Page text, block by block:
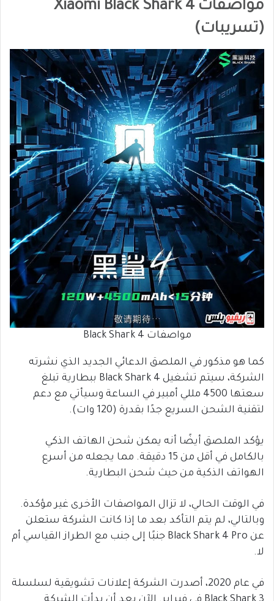
مواصفات Xiaomi Black Shark 4
(تسريبات)
مواصفات Black Shark 4
كما هو مذكور في الملصق الدعائي الجديد الذي نشرته
الشركة، سيتم تشغيل Black Shark 4 ببطارية تبلغ
سعتها 4500 مللي أمبير في الساعة وسيأتي مع دعم
لتقنية الشحن السريع جدًا بقدرة (120 وات).
يؤكد الملصق أيضًا أنه يمكن شحن الهاتف الذكي
بالكامل في أقل من 15 دقيقة. مما يجعله من أسرع
الهواتف الذكية من حيث شحن البطارية.
في الوقت الحالي، لا تزال المواصفات الأخرى غير مؤكدة.
وبالتالي، لم يتم التأكد بعد ما إذا كانت الشركة ستعلن
عن Black Shark 4 Pro جنبًا إلى جنب مع الطراز القياسي أم
لا.
في عام 2020، أصدرت الشركة إعلانات تشويقية لسلسلة